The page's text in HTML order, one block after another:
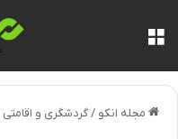
مجله انکو /گردشگری و اقامتی